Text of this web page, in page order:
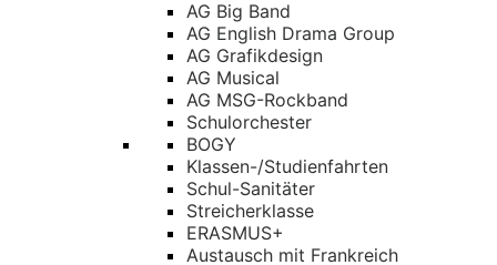
AG Big Band
AG English Drama Group
AG Grafikdesign
AG Musical
AG MSG-Rockband
Schulorchester
BOGY
Klassen-/Studienfahrten
Schul-Sanitäter
Streicherklasse
ERASMUS+
Austausch mit Frankreich